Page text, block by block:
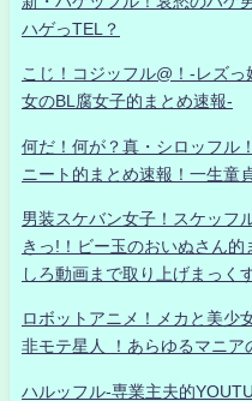
ハゲっTEL？
こじ！コジッフル@！-レズ
女のBL腐女子的まとめ速報-
何だ！何が？真・シロッフ
ニート的まとめ速報！一生童
男装スケバン女子！スケッフ
きっ!！ビー玉のおいぬさん
しろ動画まで取り上げまっく
ロボットアニメ！メカと美少
非モテ星人 ！あらゆるマニア
ハルッフル-専業主夫的